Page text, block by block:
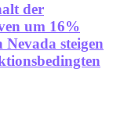
der
um 16%
steigen